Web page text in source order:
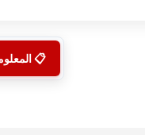
📋